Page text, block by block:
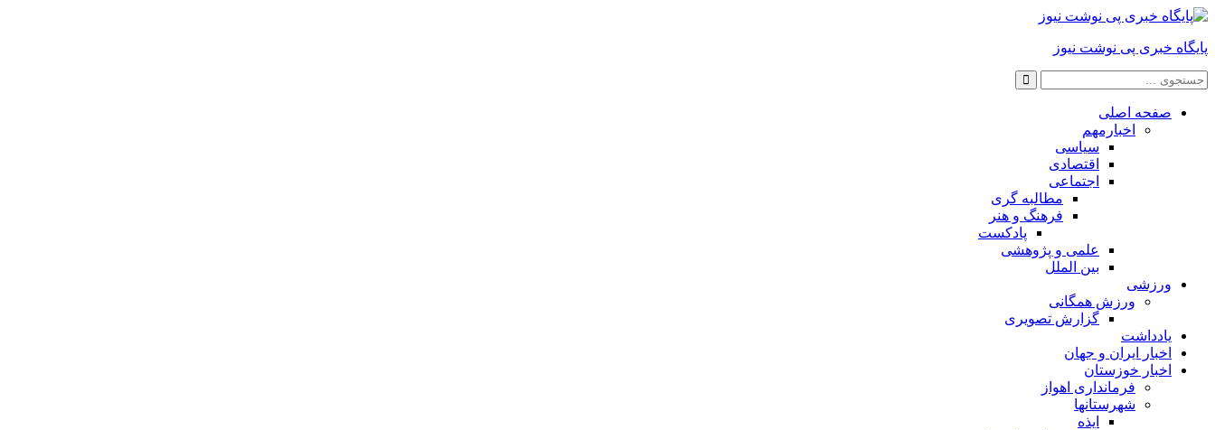
پایگاه خبری پی نوشت نیوز
صفحه اصلی
اخبارمهم
سیاسی
اقتصادی
اجتماعی
مطالبه گری
فرهنگ و هنر
پادکست
علمی و پژوهشی
بین الملل
ورزشی
ورزش همگانی
گزارش تصویری
یادداشت
اخبار ایران و جهان
اخبار خوزستان
فرمانداری اهواز
شهرستانها
ایذه